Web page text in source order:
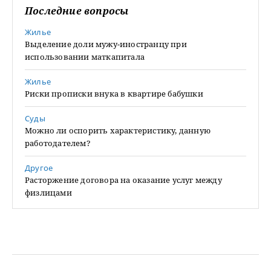
Последние вопросы
Жилье
Выделение доли мужу-иностранцу при
использовании маткапитала
Жилье
Риски прописки внука в квартире бабушки
Суды
Можно ли оспорить характеристику, данную
работодателем?
Другое
Расторжение договора на оказание услуг между
физлицами